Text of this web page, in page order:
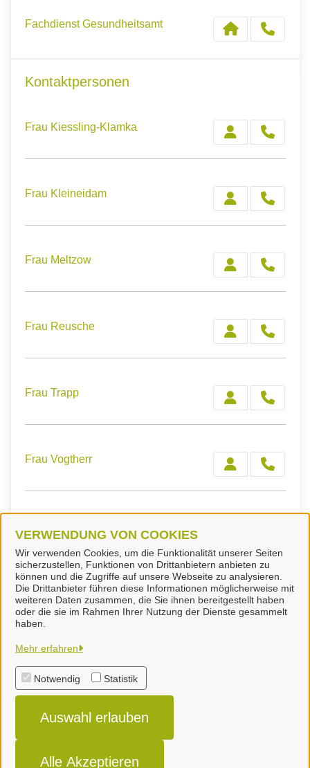
VERWENDUNG VON COOKIES
Wir verwenden Cookies, um die Funktionalität unserer Seiten
sicherzustellen, Funktionen von Drittanbietern anbieten zu
können und die Zugriffe auf unsere Webseite zu analysieren.
Die Drittanbieter führen diese Informationen möglicherweise mit
weiteren Daten zusammen, die Sie ihnen bereitgestellt haben
oder die sie im Rahmen Ihrer Nutzung der Dienste gesammelt
haben.
Mehr erfahren
Notwendig Statistik
Auswahl erlauben
Alle Akzeptieren
Fachdienst Gesundheitsamt
Kontaktpersonen
Frau Kiessling-Klamka
Frau Kleineidam
Frau Meltzow
Frau Reusche
Frau Trapp
Frau Vogtherr
Landkreis Peine
Alle Rechte vorbehalten
Erklärung zur Barrierefreiheit